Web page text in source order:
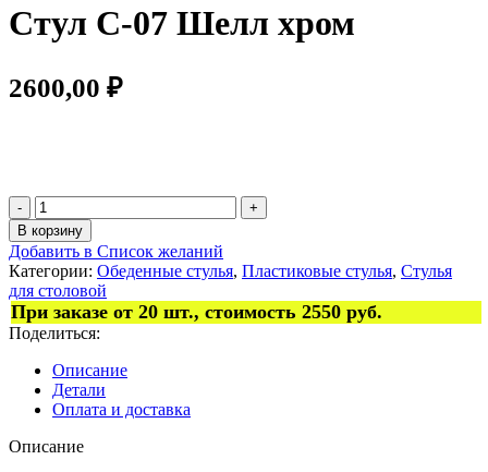
Стул С-07 Шелл хром
2600,00 ₽
В корзину
Добавить в Список желаний
Категории: Обеденные стулья, Пластиковые стулья, Стулья
для столовой
При заказе от 20 шт., стоимость 2550 руб.
Поделиться:
Описание
Детали
Оплата и доставка
Описание